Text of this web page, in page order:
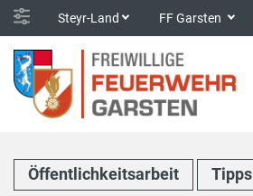
Steyr-Land FF Garsten
Öffentlichkeitsarbeit Tipps